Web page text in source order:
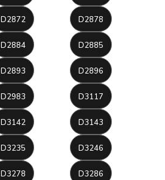
D2872 D2878
D2884 D2885
D2893 D2896
D2983 D3117
D3142 D3143
D3235 D3246
D3278 D3286